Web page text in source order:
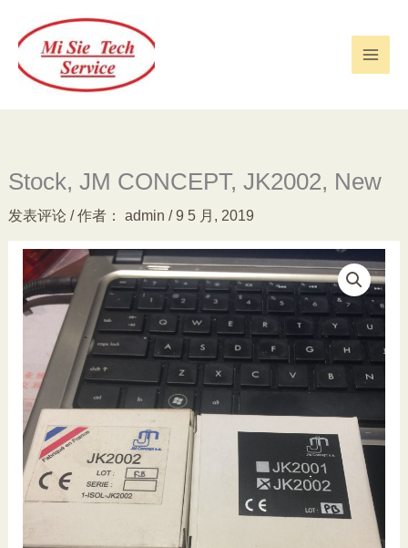
Stock, JM CONCEPT, JK2002, New
发表评论 / 作者： admin /9 5 月, 2019